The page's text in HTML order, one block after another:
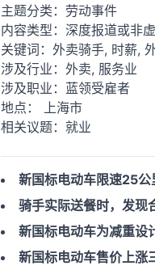
主题分类： 劳动事件
内容类型： 深度报道或非
关键词： 外卖骑手, 时薪,
涉及行业： 外卖, 服务业
涉及职业： 蓝领受雇者
地点： 上海市
相关议题： 就业
新国标电动车限速25公
骑手实际送餐时，发现
新国标电动车为减重设
新国标电动车售价上涨